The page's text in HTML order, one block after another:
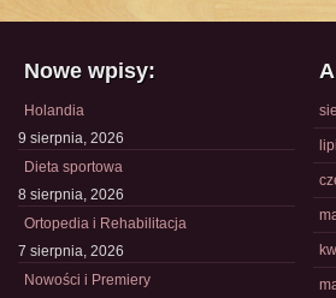
Nowe wpisy:
Holandia
9 sierpnia, 2026
Dieta sportowa
8 sierpnia, 2026
Ortopedia i Rehabilitacja
7 sierpnia, 2026
Nowości i Premiery